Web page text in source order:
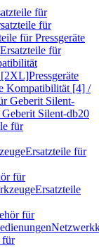
für
für
für Pressgeräte
Ersatzteile für
[2XL]Pressgeräte
Kompatibilität [4] /
Geberit Silent-
Silent-db20
für
Ersatzteile für
für
Ersatzteile
für
für